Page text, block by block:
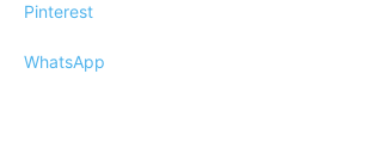
Pinterest
WhatsApp